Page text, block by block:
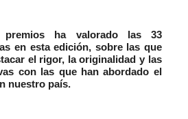
ha valorado las 33
en esta edición, sobre las que
el rigor, la originalidad y las
con las que han abordado el
nuestro país.